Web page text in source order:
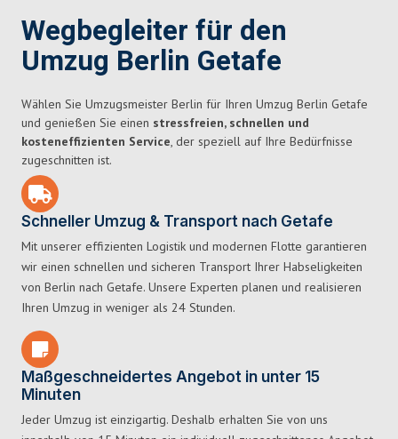
Wegbegleiter für den
Umzug Berlin Getafe
Wählen Sie Umzugsmeister Berlin für Ihren Umzug Berlin Getafe
und genießen Sie einen stressfreien, schnellen und
kosteneffizienten Service, der speziell auf Ihre Bedürfnisse
zugeschnitten ist.
Schneller Umzug & Transport nach Getafe
Mit unserer effizienten Logistik und modernen Flotte garantieren
wir einen schnellen und sicheren Transport Ihrer Habseligkeiten
von Berlin nach Getafe. Unsere Experten planen und realisieren
Ihren Umzug in weniger als 24 Stunden.
Maßgeschneidertes Angebot in unter 15
Minuten
Jeder Umzug ist einzigartig. Deshalb erhalten Sie von uns